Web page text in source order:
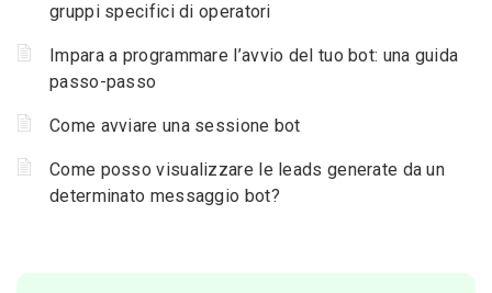
gruppi specifici di operatori
Impara a programmare l’avvio del tuo bot: una guida
passo-passo
Come avviare una sessione bot
Come posso visualizzare le leads generate da un
determinato messaggio bot?